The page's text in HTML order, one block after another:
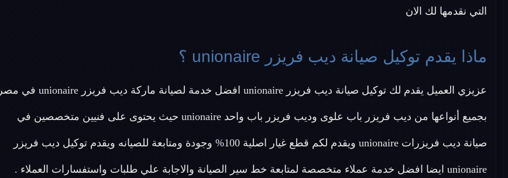
التي نقدمها لك الان
ماذا يقدم توكيل صيانة ديب فريزر unionaire ؟
عزيزي العميل يقدم لك توكيل صيانة ديب فريزر unionaire افضل خدمة لصيانة ماركة ديب فريزر unionaire في مصر
بجميع أنواعها من ديب فريزر باب علوى وديب فريزر باب واحد unionaire حيث يحتوى على فنيين متخصصين في
صيانة ديب فريزرات unionaire ويقدم لكم قطع غيار اصلية 100% وجودة ومتابعة للصيانه ويقدم توكيل ديب فريزر
unionaire ايضا افضل خدمة عملاء متخصصة لمتابعة خط سير الصيانة والاجابة علي طلبات واستفسارات العملاء .